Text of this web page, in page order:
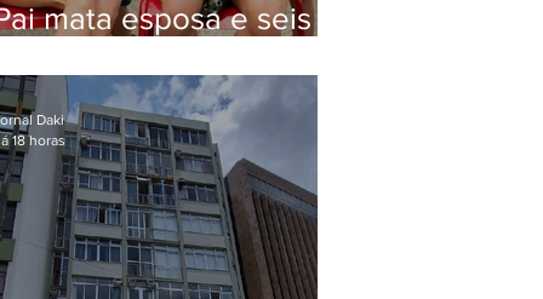
mata esposa e seis
Daki
18 horas